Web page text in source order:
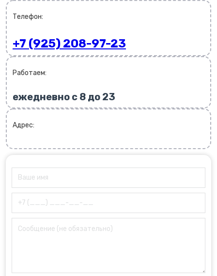
Телефон:
+7 (925) 208-97-23
Работаем:
ежедневно с 8 до 23
Адрес: